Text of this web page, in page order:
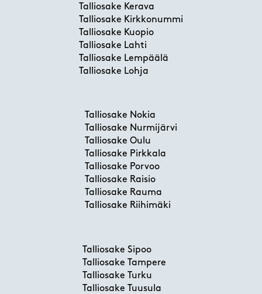
Talliosake Kerava
Talliosake Kirkkonummi
Talliosake Kuopio
Talliosake Lahti
Talliosake Lempäälä
Talliosake Lohja
Talliosake Nokia
Talliosake Nurmijärvi
Talliosake Oulu
Talliosake Pirkkala
Talliosake Porvoo
Talliosake Raisio
Talliosake Rauma
Talliosake Riihimäki
Talliosake Sipoo
Talliosake Tampere
Talliosake Turku
Talliosake Tuusula